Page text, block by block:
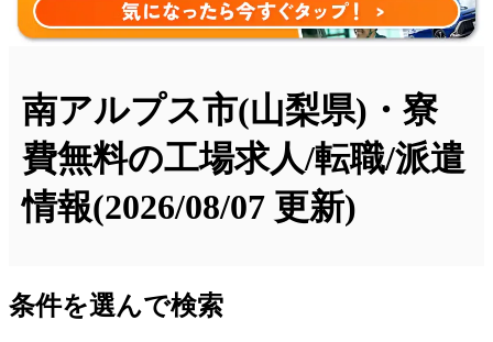
南アルプス市(山梨県)・寮
費無料の工場求人/転職/派遣
情報(2026/08/07 更新)
条件を選んで検索